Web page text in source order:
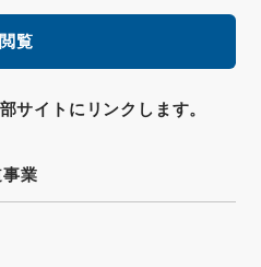
閲覧
サイトにリンクします。
業